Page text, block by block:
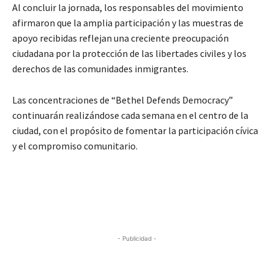
Al concluir la jornada, los responsables del movimiento
afirmaron que la amplia participación y las muestras de
apoyo recibidas reflejan una creciente preocupación
ciudadana por la protección de las libertades civiles y los
derechos de las comunidades inmigrantes.
Las concentraciones de “Bethel Defends Democracy”
continuarán realizándose cada semana en el centro de la
ciudad, con el propósito de fomentar la participación cívica
y el compromiso comunitario.
- Publicidad -